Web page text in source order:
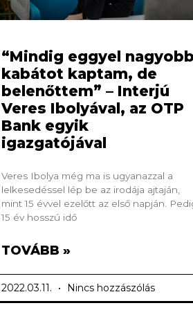
“Mindig eggyel
kabátot kaptam, de
belenőttem” – Interjú
Veres Ibolyával, az OTP
Bank egyik
igazgatójával
Veres Ibolya még ma is ugyanazzal a
lelkesedéssel lép be az irodája ajtaján,
mint 15 évvel ezelőtt az első napján.
15 év hosszú idő
TOVÁBB »
2022.03.11. Nincs hozzászólás